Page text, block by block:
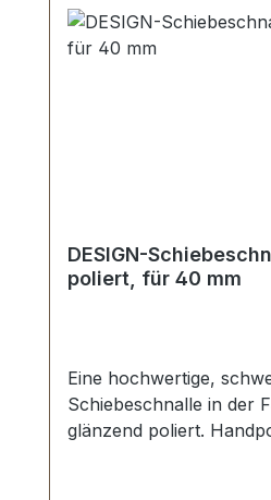
DESIGN-
poliert, für 40 mm
Eine hochwertige,
Schiebeschnalle in der
glänzend poliert.